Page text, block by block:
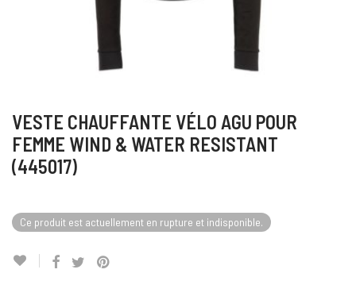
VESTE CHAUFFANTE VÉLO AGU POUR
FEMME WIND & WATER RESISTANT
(445017)
Ce produit est actuellement en rupture et indisponible.